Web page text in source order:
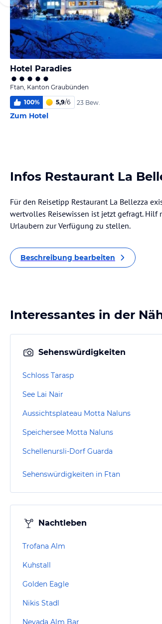
Hotel Paradies
Ftan, Kanton Graubünden
100% 5,9/6 23 Bew.
Zum Hotel
Infos Restaurant La
Für den Reisetipp Restaurant La Bellezza
wertvolles Reisewissen ist jetzt gefragt.
Urlaubern zur Verfügung zu stellen.
Beschreibung bearbeiten
Interessantes in der
Sehenswürdigkeiten
Schloss Tarasp
See Lai Nair
Aussichtsplateau Motta Naluns
Speichersee Motta Naluns
Schellenursli-Dorf Guarda
Sehenswürdigkeiten in Ftan
Nachtleben
Trofana Alm
Kuhstall
Golden Eagle
Nikis Stadl
Nevada Alm Bar